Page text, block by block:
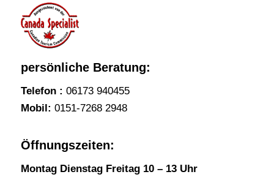
persönliche Beratung:
Telefon : 06173 940455
Mobil: 0151-7268 2948
Öffnungszeiten:
Montag Dienstag Freitag 10 – 13 Uhr